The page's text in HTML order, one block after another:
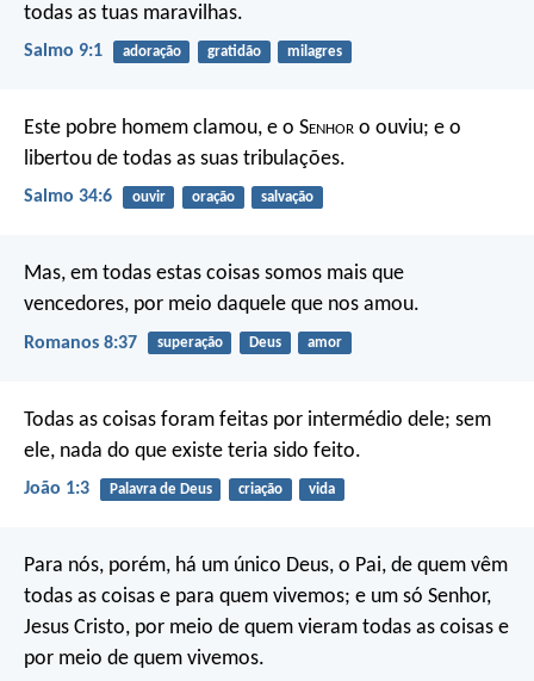
todas as tuas maravilhas.
Salmo 9:1 adoração gratidão milagres
Este pobre homem clamou, e o Senhor o ouviu; e o
libertou de todas as suas tribulações.
Salmo 34:6 ouvir oração salvação
Mas, em todas estas coisas somos mais que
vencedores, por meio daquele que nos amou.
Romanos 8:37 superação Deus amor
Todas as coisas foram feitas por intermédio dele; sem
ele, nada do que existe teria sido feito.
João 1:3 Palavra de Deus criação vida
Para nós, porém, há um único Deus, o Pai, de quem vêm
todas as coisas e para quem vivemos; e um só Senhor,
Jesus Cristo, por meio de quem vieram todas as coisas e
por meio de quem vivemos.